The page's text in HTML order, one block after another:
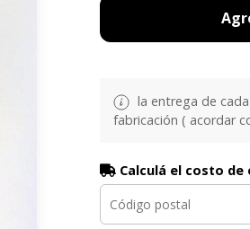
la entrega de
fabricación ( acordar
Calculá el costo de